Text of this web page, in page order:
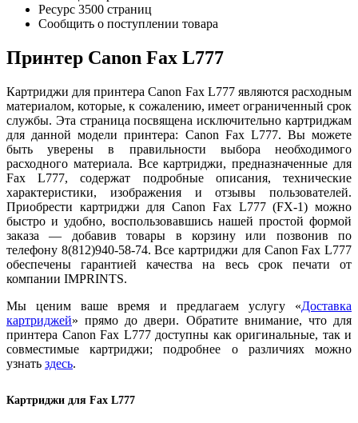
Ресурс 3500 страниц
Сообщить о поступлении товара
Принтер Canon Fax L777
Картриджи для принтера Canon Fax L777 являются расходным
материалом, которые, к сожалению, имеет ограниченный срок
службы. Эта страница посвящена исключительно картриджам
для данной модели принтера: Canon Fax L777. Вы можете
быть уверены в правильности выбора необходимого
расходного материала. Все картриджи, предназначенные для
Fax L777, содержат подробные описания, технические
характеристики, изображения и отзывы пользователей.
Приобрести картриджи для Canon Fax L777 (FX-1) можно
быстро и удобно, воспользовавшись нашей простой формой
заказа — добавив товары в корзину или позвонив по
телефону 8(812)940-58-74. Все картриджи для Canon Fax L777
обеспечены гарантией качества на весь срок печати от
компании IMPRINTS.
Мы ценим ваше время и предлагаем услугу «Доставка
картриджей» прямо до двери. Обратите внимание, что для
принтера Canon Fax L777 доступны как оригинальные, так и
совместимые картриджи; подробнее о различиях можно
узнать здесь.
Картриджи для Fax L777